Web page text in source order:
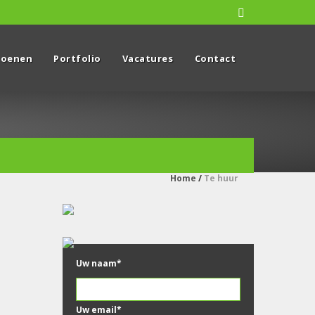
Portfolio Vacatures Contact
Home / Te huur
Uw naam*
Uw email*